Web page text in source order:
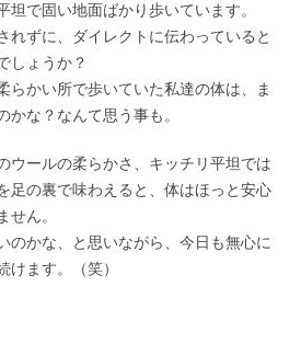
坦で固い地面ばかり歩いています。
れずに、ダイレクトに伝わっていると
しょうか？
らかい所で歩いていた私達の体は、ま
かな？なんて思う事も。
ウールの柔らかさ、キッチリ平坦では
足の裏で味わえると、体はほっと安心
せん。
のかな、と思いながら、今日も無心に
けます。（笑）